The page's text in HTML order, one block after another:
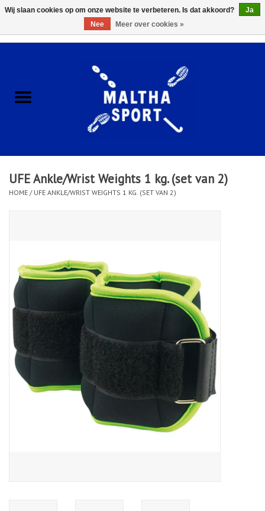
ACCESSOIRES/HARDWARE
KLEDING
CLUBSHOPS
Diensten
Merken
UFE Ankle/Wrist Weights 1 kg. (set van 2)
HOME / UFE ANKLE/WRIST WEIGHTS 1 KG. (SET VAN 2)
Wij slaan cookies op om onze website te verbeteren. Is dat akkoord?
Ja
Nee
Meer over cookies »